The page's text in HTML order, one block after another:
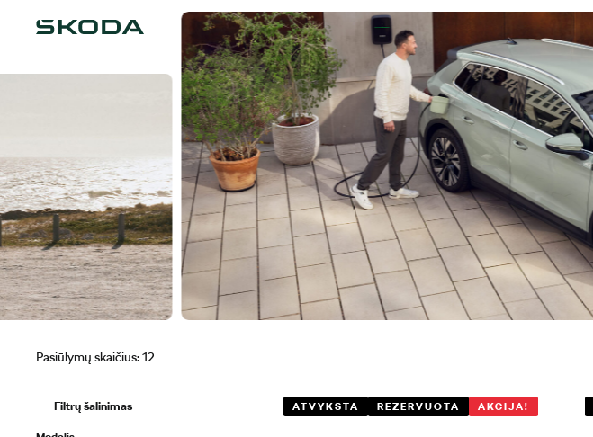
Pasiūlymų skaičius:12
Filtrų šalinimas ATVYKSTA REZERVUOTA AKCIJA!